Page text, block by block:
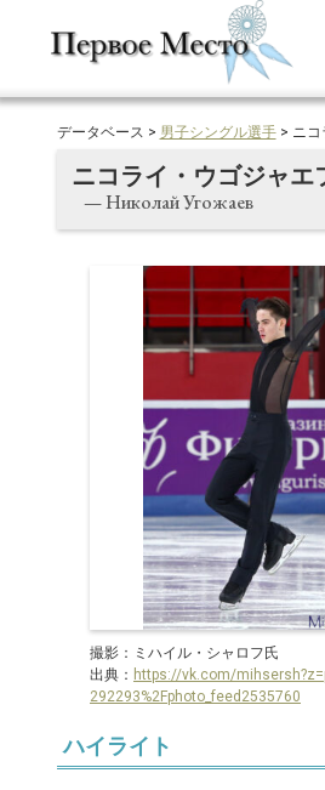
データベース > 男子シングル選手> ニコ
ニコライ・ウゴジャエ
— Николай Угожаев
撮影：ミハイル・シャロフ氏
出典： https://vk.com/
292293%2Fphoto_feed2535760
ハイライト